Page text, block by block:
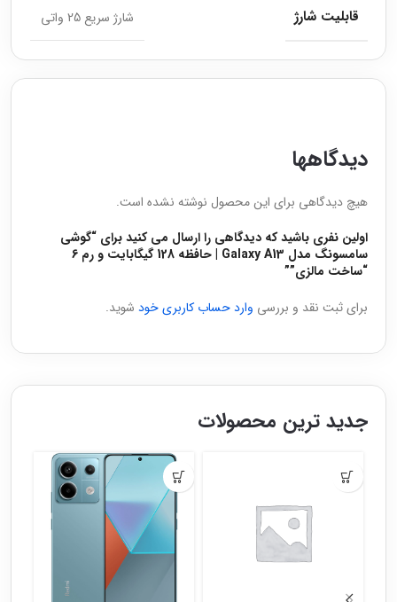
دیدگاهها
هیچ دیدگاهی برای این محصول نوشته نشده است.
اولین نفری باشید که دیدگاهی را ارسال می کنید برای “گوشی
سامسونگ مدل Galaxy A13 | حافظه 128 گیگابایت و رم 6
“ساخت مالزی””
برای ثبت نقد و بررسی وارد حساب کاربری خود شوید.
قابلیت شارژ شارژ سریع 25 واتی
جدید ترین محصولات